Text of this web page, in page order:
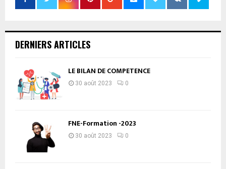
DERNIERS ARTICLES
LE BILAN DE COMPETENCE
30 août 2023 0
FNE-Formation -2023
30 août 2023 0